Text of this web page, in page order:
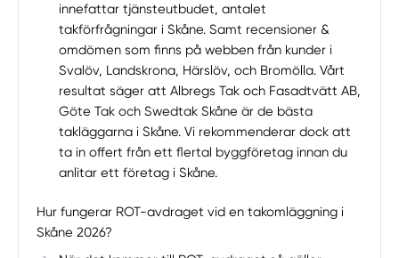
innefattar tjänsteutbudet, antalet
takförfrågningar i Skåne. Samt recensioner &
omdömen som finns på webben från kunder i
Svalöv, Landskrona, Härslöv, och Bromölla. Vårt
resultat säger att Albregs Tak och Fasadtvätt AB,
Göte Tak och Swedtak Skåne är de bästa
takläggarna i Skåne. Vi rekommenderar dock att
ta in offert från ett flertal byggföretag innan du
anlitar ett företag i Skåne.
Hur fungerar ROT-avdraget vid en takomläggning i
Skåne 2026?